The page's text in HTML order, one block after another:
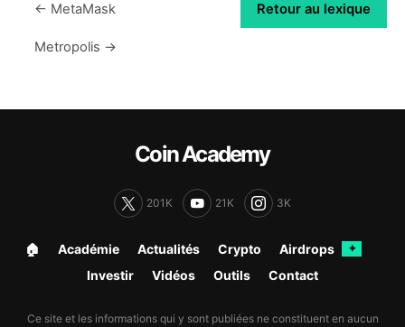
← MetaMask Retour au lexique
Metropolis →
Coin Academy
201K 21K 3K
🏠︎ Académie Actualités Crypto Airdrops ✦
Investir Vidéos Outils Contact
Ce site et les informations qui y sont publiées ne constituent en aucun